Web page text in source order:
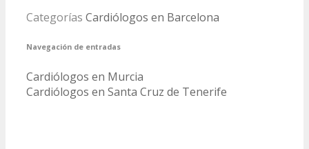
Categorías Cardiólogos en Barcelona
Navegación de entradas
Cardiólogos en Murcia
Cardiólogos en Santa Cruz de Tenerife